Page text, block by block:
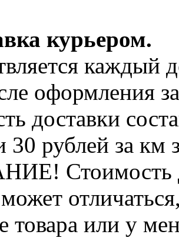
курьером.
каждый
оформления
доставки
рублей за км
Стоимость
товара или у